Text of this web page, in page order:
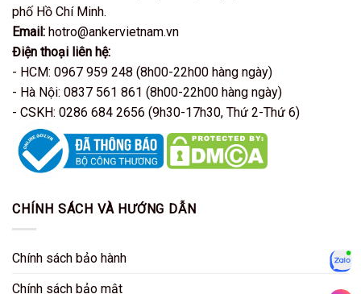
phố Hồ Chí Minh.
Email: hotro@ankervietnam.vn
Điện thoại liên hệ:
- HCM: 0967 959 248 (8h00-22h00 hàng ngày)
- Hà Nội: 0837 561 861 (8h00-22h00 hàng ngày)
- CSKH: 0286 684 2656 (9h30-17h30, Thứ 2-Thứ 6)
CHÍNH SÁCH VÀ HƯỚNG DẪN
Chính sách bảo hành
Chính sách bảo mật